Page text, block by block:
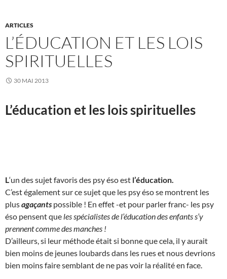
ARTICLES
L’ÉDUCATION ET LES LOIS
SPIRITUELLES
30 MAI 2013
L’éducation et les lois spirituelles
L ‘un des sujet favoris des psy éso est l’éducation.
C’est également sur ce sujet que les psy éso se montrent les
plusagaçants possible ! En effet -et pour parler franc- les psy
éso pensent que les spécialistes de l’éducation des enfants s’y
prennent comme des manches !
D’ailleurs, si leur méthode était si bonne que cela, il y aurait
bien moins de jeunes loubards dans les rues et nous devrions
bien moins faire semblant de ne pas voir la réalité en face.